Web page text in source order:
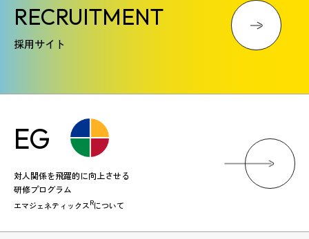
RECRUITMENT
採用サイト
EG
対人関係を飛躍的に向上させる
研修プログラム
エマジェネティックスRについて